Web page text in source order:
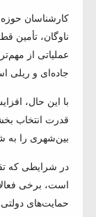
کارشناسان
ناوگان، تأمین
عملیاتی از
جاده‌ای و ریلی
با این حال،
قدرت انتخاب
بین‌شهری را
در شرایطی که
است، برخی
حمایت‌های